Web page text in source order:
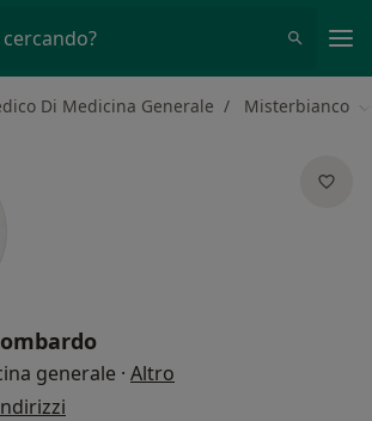
Di Medicina Generale Misterbianco
generale · Altro